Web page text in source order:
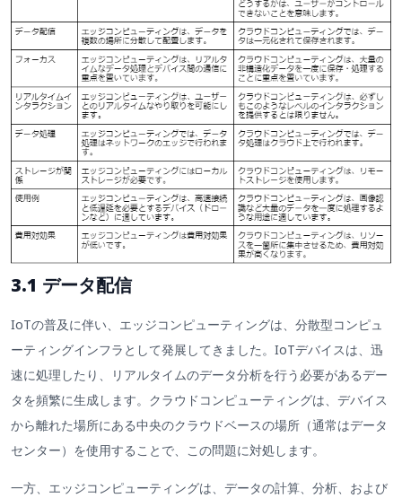
3.1 データ配信
IoTの普及に伴い、エッジコンピューティングは、分散型コンピュ
ーティングインフラとして発展してきました。IoTデバイスは、迅
速に処理したり、リアルタイムのデータ分析を行う必要があるデー
タを頻繁に生成します。クラウドコンピューティングは、デバイス
から離れた場所にある中央のクラウドベースの場所（通常はデータ
センター）を使用することで、この問題に対処します。
一方、エッジコンピューティングは、データの計算、分析、および